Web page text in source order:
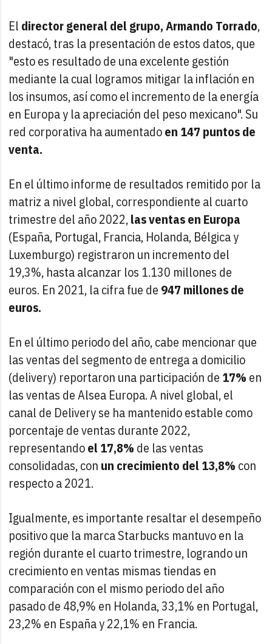
El director general del grupo, Armando Torrado,
destacó, tras la presentación de estos datos, que
"esto es resultado de una excelente gestión
mediante la cual logramos mitigar la inflación en
los insumos, así como el incremento de la energía
en Europa y la apreciación del peso mexicano". Su
red corporativa ha aumentadoen 147 puntos de
venta.
En el último informe de resultados remitido por la
matriz a nivel global, correspondiente al cuarto
trimestre del año 2022,las ventas en Europa
(España, Portugal, Francia, Holanda, Bélgica y
Luxemburgo) registraron un incremento del
19,3%, hasta alcanzar los 1.130 millones de
euros. En 2021, la cifra fue de 947 millones de
euros.
En el último periodo del año, cabe mencionar que
las ventas del segmento de entrega a domicilio
(delivery) reportaron una participación de 17% en
las ventas de Alsea Europa. A nivel global, el
canal de Delivery se ha mantenido estable como
porcentaje de ventas durante 2022,
representandoel 17,8% de las ventas
consolidadas, con un crecimiento del 13,8% con
respecto a 2021.
Igualmente, es importante resaltar el desempeño
positivo que la marca Starbucks mantuvo en la
región durante el cuarto trimestre, logrando un
crecimiento en ventas mismas tiendas en
comparación con el mismo periodo del año
pasado de 48,9% en Holanda, 33,1% en Portugal,
23,2% en España y 22,1% en Francia.